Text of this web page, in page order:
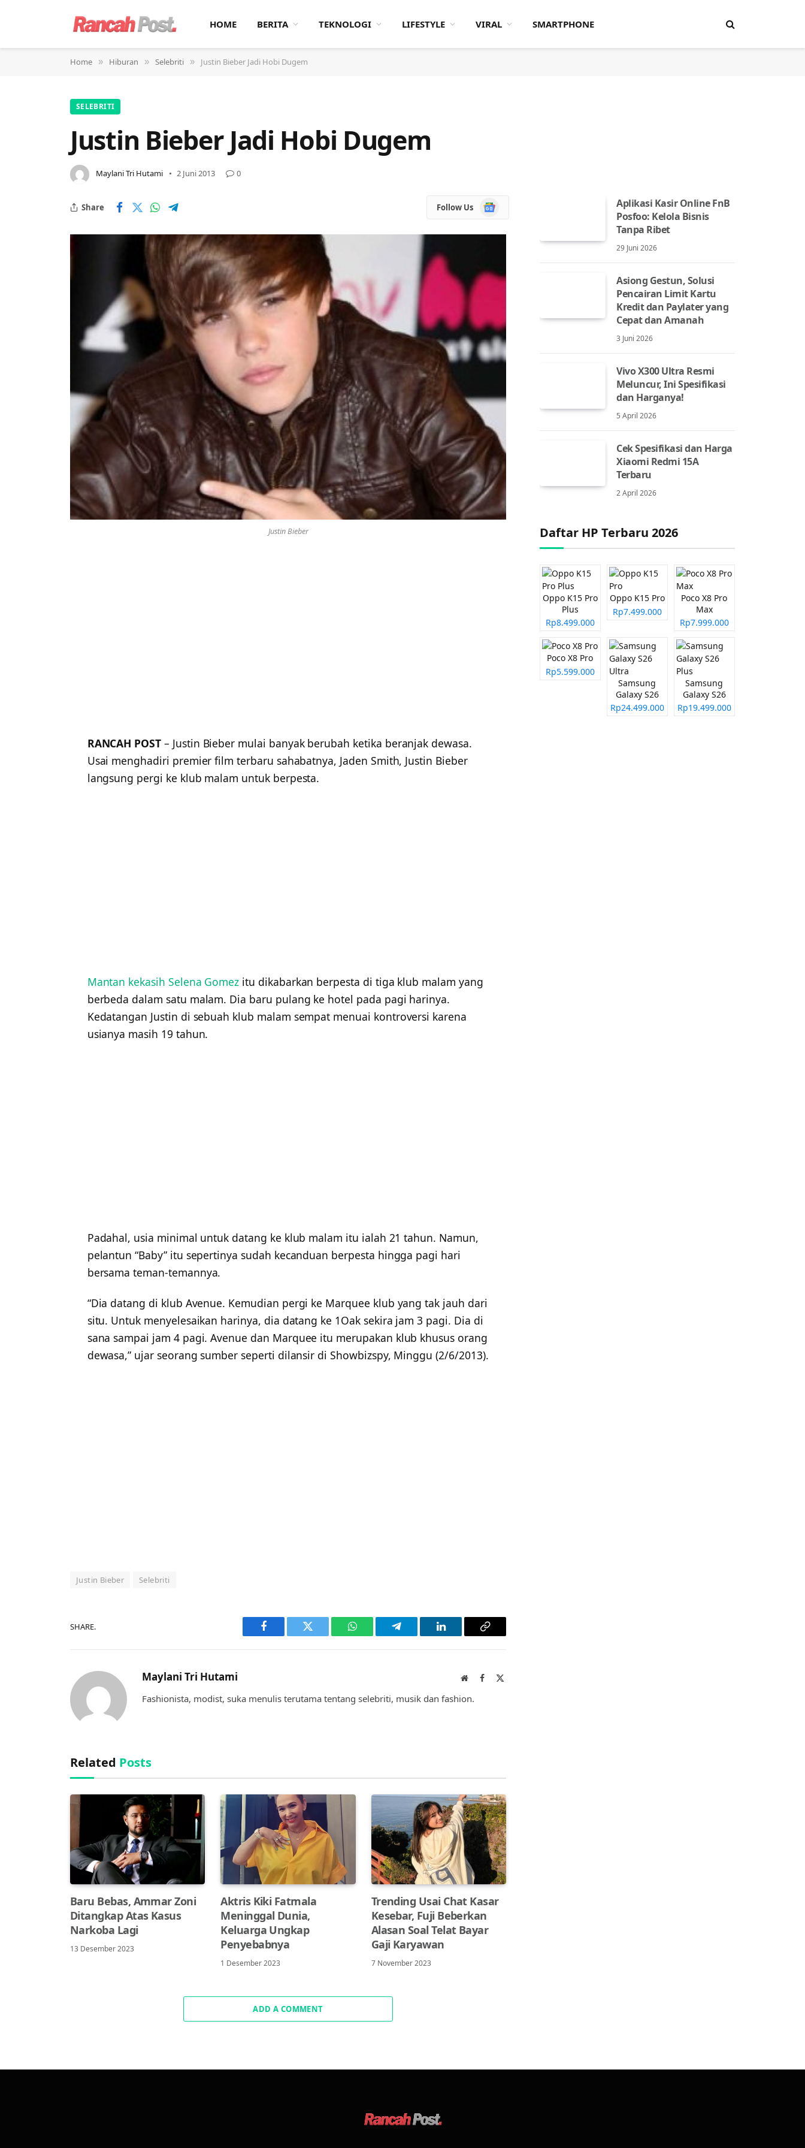
HOME BERITA TEKNOLOGI LIFESTYLE VIRAL SMARTPHONE
Home » Hiburan » Selebriti » Justin Bieber Jadi Hobi Dugem
SELEBRITI
Justin Bieber Jadi Hobi Dugem
Maylani Tri Hutami 2 Juni 2013 0
Share Follow Us
Google
News
Justin Bieber
RANCAH POST – Justin Bieber mulai banyak berubah ketika beranjak dewasa.
Usai menghadiri premier film terbaru sahabatnya, Jaden Smith, Justin Bieber
langsung pergi ke klub malam untuk berpesta.
Mantan kekasih Selena Gomez itu dikabarkan berpesta di tiga klub malam yang
berbeda dalam satu malam. Dia baru pulang ke hotel pada pagi harinya.
Kedatangan Justin di sebuah klub malam sempat menuai kontroversi karena
usianya masih 19 tahun.
Padahal, usia minimal untuk datang ke klub malam itu ialah 21 tahun. Namun,
pelantun “Baby” itu sepertinya sudah kecanduan berpesta hingga pagi hari
bersama teman-temannya.
“Dia datang di klub Avenue. Kemudian pergi ke Marquee klub yang tak jauh dari
situ. Untuk menyelesaikan harinya, dia datang ke 1Oak sekira jam 3 pagi. Dia di
sana sampai jam 4 pagi. Avenue dan Marquee itu merupakan klub khusus orang
dewasa,” ujar seorang sumber seperti dilansir di Showbizspy, Minggu (2/6/2013).
Justin Bieber Selebriti
SHARE.
Facebook Twitter WhatsAppTelegram LinkedIn Copy
Maylani Tri Hutami WebsiteFacebook
Fashionista, modist, suka menulis terutama tentang selebriti, musik dan fashion.
Related Posts
Baru Bebas, Ammar Zoni
Ditangkap Atas Kasus
Narkoba Lagi
13 Desember 2023
Aktris Kiki Fatmala
Meninggal Dunia,
Keluarga Ungkap
Penyebabnya
1 Desember 2023
Trending Usai Chat Kasar
Kesebar, Fuji Beberkan
Alasan Soal Telat Bayar
Gaji Karyawan
7 November 2023
ADD A COMMENT
Aplikasi Kasir Online FnB
Posfoo: Kelola Bisnis
Tanpa Ribet
29 Juni 2026
Asiong Gestun, Solusi
Pencairan Limit Kartu
Kredit dan Paylater yang
Cepat dan Amanah
3 Juni 2026
Vivo X300 Ultra Resmi
Meluncur, Ini Spesifikasi
dan Harganya!
5 April 2026
Cek Spesifikasi dan Harga
Xiaomi Redmi 15A
Terbaru
2 April 2026
Daftar HP Terbaru 2026
Oppo K15 Pro
Plus
Rp8.499.000
Oppo K15 Pro
Rp7.499.000
Poco X8 Pro
Max
Rp7.999.000
Poco X8 Pro
Rp5.599.000
Samsung
Galaxy S26
Ultra
Rp24.499.000
Samsung
Galaxy S26
Plus
Rp19.499.000